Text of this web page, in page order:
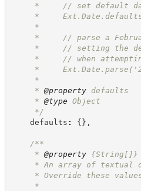
*     // set default day
*
*
*     // parse a
*     // setting the
*     // when attempting
*
*
* @property defaults
* @type Object
*/
defaults : {} ,
/**
* @property {String[]}
* An array of textual
* Override these
*